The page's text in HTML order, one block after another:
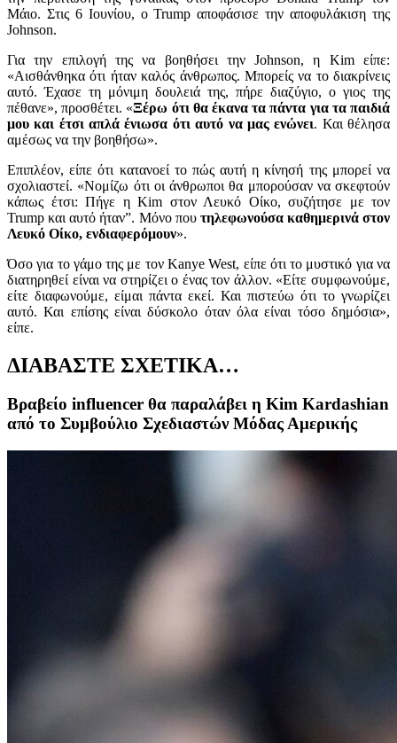
Μάιο. Στις 6 Ιουνίου, οTrump αποφάσισε την αποφυλάκιση της
Johnson.
Για την επιλογή της να βοηθήσει τηνJohnson, η Kimείπε:
«Αισθάνθηκα ότι ήταν καλός άνθρωπος. Μπορείς να το διακρίνεις
αυτό. Έχασε τη μόνιμη δουλειά της, πήρε διαζύγιο, ο γιος της
πέθανε», προσθέτει. «Ξέρω ότι θα έκανα τα πάντα για τα παιδιά
μου και έτσι απλά ένιωσα ότι αυτό να μας ενώνει. Και θέλησα
αμέσως να την βοηθήσω».
Επιπλέον, είπε ότι κατανοεί το πώς αυτή η κίνησή της μπορεί να
σχολιαστεί. «Νομίζω ότι οι άνθρωποι θα μπορούσαν να σκεφτούν
κάπως έτσι: Πήγε η Kim στον Λευκό Οίκο, συζήτησε με τον
Trump και αυτό ήταν”. Μόνο που τηλεφωνούσα καθημερινά στον
Λευκό Οίκο, ενδιαφερόμουν».
Όσο για το γάμο της με τον Kanye West, είπε ότι το μυστικό για να
διατηρηθεί είναι να στηρίζει ο ένας τον άλλον. «Είτε συμφωνούμε,
είτε διαφωνούμε, είμαι πάντα εκεί. Και πιστεύω ότι το γνωρίζει
αυτό. Και επίσης είναι δύσκολο όταν όλα είναι τόσο δημόσια»,
είπε.
ΔΙΑΒΑΣΤΕ ΣΧΕΤΙΚΑ…
Βραβείο influencer θα παραλάβει η Kim Kardashian
από το Συμβούλιο Σχεδιαστών Μόδας Αμερικής